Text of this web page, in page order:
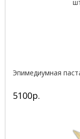
Эпимедиумная
5100р.